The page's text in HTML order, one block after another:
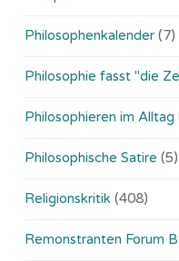
Philosophenkalender (7)
Philosophie fasst "die
Philosophieren im Alltag
Philosophische Satire (5)
Religionskritik (408)
Remonstranten Forum